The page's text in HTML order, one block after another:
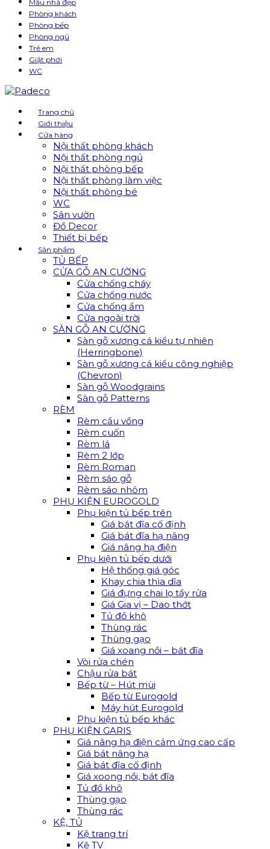
Mẫu nhà đẹp
Phòng khách
Phòng bếp
Phòng ngủ
Trẻ em
Giặt phơi
WC
Trang chủ
Giới thiệu
Cửa hàng
Nội thất phòng khách
Nội thất phòng ngủ
Nội thất phòng bếp
Nội thất phòng làm việc
Nội thất phòng bé
WC
Sân vườn
Đồ Decor
Thiết bị bếp
Sản phẩm
TỦ BẾP
CỬA GỖ AN CƯỜNG
Cửa chống cháy
Cửa chống nước
Cửa chống ẩm
Cửa ngoài trời
SÀN GỖ AN CƯỜNG
Sàn gỗ xương cá kiểu tự nhiên
(Herringbone)
Sàn gỗ xương cá kiểu công nghiệp
(Chevron)
Sàn gỗ Woodgrains
Sàn gỗ Patterns
RÈM
Rèm cầu vồng
Rèm cuốn
Rèm lá
Rèm 2 lớp
Rèm Roman
Rèm sáo gỗ
Rèm sáo nhôm
PHỤ KIỆN EUROGOLD
Phụ kiện tủ bếp trên
Giá bát đĩa cố định
Giá bát đĩa hạ nâng
Giá nâng hạ điện
Phụ kiện tủ bếp dưới
Hệ thống giá góc
Khay chia thìa dĩa
Giá đựng chai lọ tẩy rửa
Giá Gia vị – Dao thớt
Tủ đồ khô
Thùng rác
Thùng gạo
Giá xoang nồi – bát đĩa
Vòi rửa chén
Chậu rửa bát
Bếp từ – Hút mùi
Bếp từ Eurogold
Máy hút Eurogold
Phụ kiện tủ bếp khác
PHỤ KIỆN GARIS
Giá nâng hạ điện cảm ứng cao cấp
Giá bát nâng hạ
Giá bát đĩa cố định
Giá xoong nồi, bát đĩa
Tủ đồ khô
Thùng gạo
Thùng rác
KỆ, TỦ
Kệ trang trí
Kệ TV